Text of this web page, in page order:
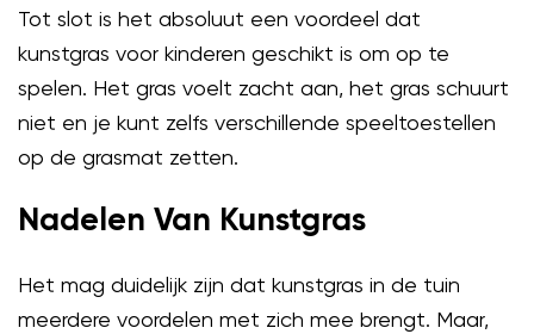
Tot slot is het absoluut een voordeel dat
kunstgras voor kinderen geschikt is om op te
spelen. Het gras voelt zacht aan, het gras schuurt
niet en je kunt zelfs verschillende speeltoestellen
op de grasmat zetten.
Nadelen Van Kunstgras
Het mag duidelijk zijn dat kunstgras in de tuin
meerdere voordelen met zich mee brengt. Maar,